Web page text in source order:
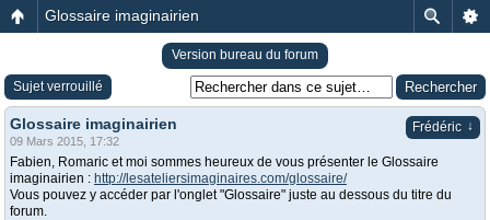
Glossaire imaginairien
Version bureau du forum
Sujet verrouillé
Frédéric ↓
Glossaire imaginairien
09 Mars 2015, 17:32
Fabien, Romaric et moi sommes heureux de vous présenter le Glossaire
imaginairien : http://lesateliersimaginaires.com/glossaire/
Vous pouvez y accéder par l'onglet "Glossaire" juste au dessous du titre du
forum.